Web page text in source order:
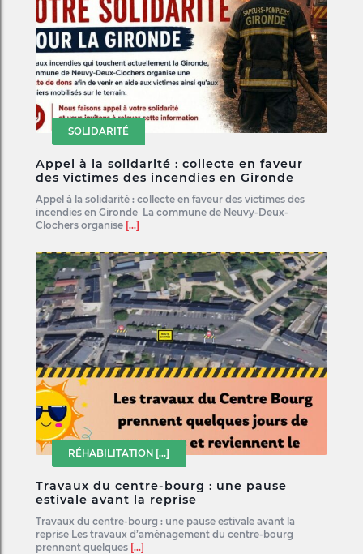
SOLIDARITÉ
Appel à la solidarité : collecte en faveur
des victimes des incendies en Gironde
Appel à la solidarité : collecte en faveur des victimes des
incendies en Gironde La commune de Neuvy-Deux-
Clochers organise [...]
RÉHABILITATION [...]
Travaux du centre-bourg : une pause
estivale avant la reprise
Travaux du centre-bourg : une pause estivale avant la
reprise Les travaux d’aménagement du centre-bourg
prennent quelques [...]